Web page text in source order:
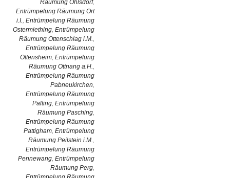
Räumung Ohlsdorf,
Entrümpelung Räumung Ort
i.I., Entrümpelung Räumung
Ostermiething, Entrümpelung
Räumung Ottenschlag i.M.,
Entrümpelung Räumung
Ottensheim, Entrümpelung
Räumung Ottnang a.H.,
Entrümpelung Räumung
Pabneukirchen,
Entrümpelung Räumung
Palting, Entrümpelung
Räumung Pasching,
Entrümpelung Räumung
Pattigham, Entrümpelung
Räumung Peilstein i.M.,
Entrümpelung Räumung
Pennewang, Entrümpelung
Räumung Perg,